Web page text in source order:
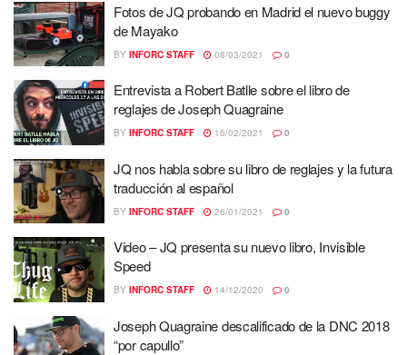
Fotos de JQ probando en Madrid el nuevo buggy
de Mayako
BY INFORC STAFF 08/03/2021 0
Entrevista a Robert Batlle sobre el libro de
reglajes de Joseph Quagraine
BY INFORC STAFF 16/02/2021 0
JQ nos habla sobre su libro de reglajes y la futura
traducción al español
BY INFORC STAFF 26/01/2021 0
Video – JQ presenta su nuevo libro, Invisible
Speed
BY INFORC STAFF 14/12/2020 0
Joseph Quagraine descalificado de la DNC 2018
“por capullo”